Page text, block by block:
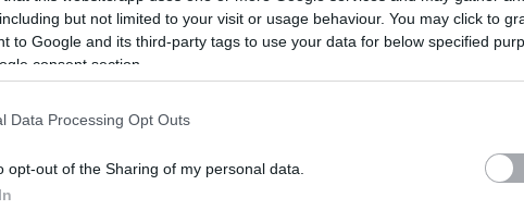
but not limited to your visit or usage behaviour. You may click to
to Google and its third-party tags to use your data for below specified
consent section.
Data Processing Opt Outs
opt-out of the Sharing of my personal data.